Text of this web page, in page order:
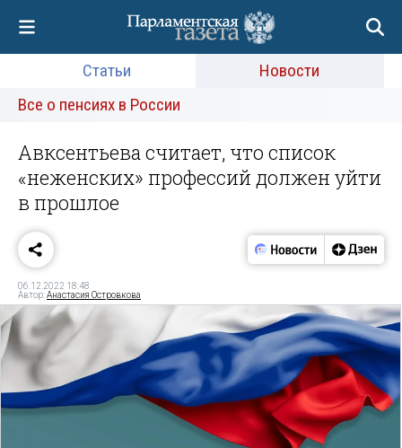
Статьи
Новости
Все о пенсиях в России
Авксентьева считает, что список
«неженских» профессий должен уйти
в прошлое
06.12.2022 18:48
Автор:Анастасия Островкова